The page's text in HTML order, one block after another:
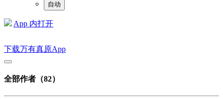
自动
App 内打开
下载万有真原App
全部作者（82）